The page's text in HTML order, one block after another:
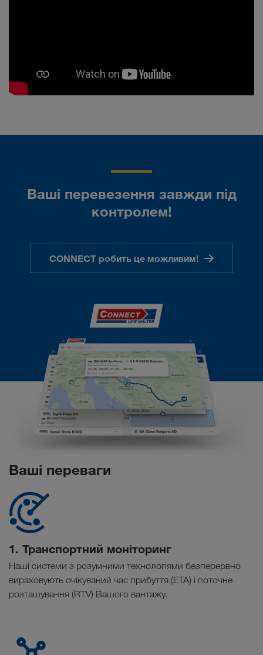
Ваші перевезення завжди під
контролем!
CONNECT робить це можливим!
Ваші переваги
1. Транспортний моніторинг
Наші системи з розумними технологіями безперервно
вираховують очікуваний час прибуття (ЕТА) і поточне
розташування (RTV) Вашого вантажу.